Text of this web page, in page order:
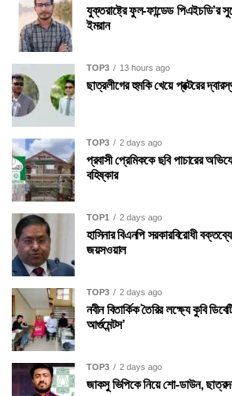
যুক্তরাষ্ট্রে ফুল-ফান্ডেড পিএইচডি’র
ইমরান
TOP3 13 hours ago
ছাত্রলীগের হুমকি খেয়ে প্রক্টরের
TOP3 2 days ago
প্রবাসী প্রেমিককে ছবি পাচারের
বহিষ্কার
TOP1 2 days ago
হাসিনার বিএনপি সরকারবিরোধী
জয়সওয়াল
TOP3 2 days ago
নবীন বিতার্কিক তৈরির লক্ষ্যে কুবি
আর্গুমেন্টস’
TOP3 2 days ago
জাকসু ভিপিকে নিয়ে শো-ডাউন,